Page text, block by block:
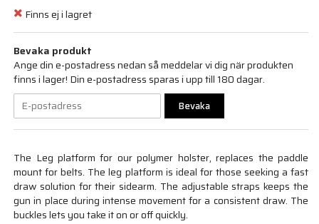
Finns ej i lagret
Bevaka produkt
Ange din e-postadress nedan så meddelar vi dig när produkten
finns i lager! Din e-postadress sparas i upp till 180 dagar.
Bevaka
The Leg platform for our polymer holster, replaces the paddle
mount for belts. The leg platform is ideal for those seeking a fast
draw solution for their sidearm. The adjustable straps keeps the
gun in place during intense movement for a consistent draw. The
buckles lets you take it on or off quickly.